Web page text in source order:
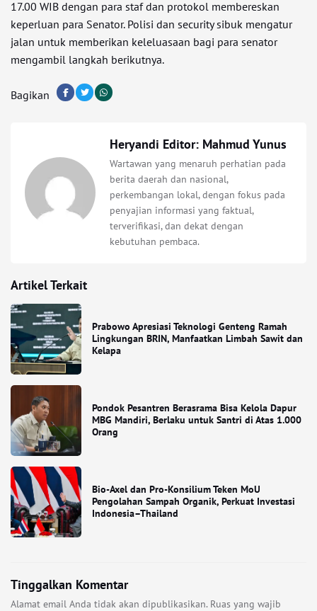
17.00 WIB dengan para staf dan protokol membereskan
keperluan para Senator. Polisi dan security sibuk mengatur
jalan untuk memberikan keleluasaan bagi para senator
mengambil langkah berikutnya.
Bagikan
Heryandi Editor: Mahmud Yunus
Wartawan yang menaruh perhatian pada
berita daerah dan nasional,
perkembangan lokal, dengan fokus pada
penyajian informasi yang faktual,
terverifikasi, dan dekat dengan
kebutuhan pembaca.
Artikel Terkait
Prabowo Apresiasi Teknologi Genteng Ramah
Lingkungan BRIN, Manfaatkan Limbah Sawit dan
Kelapa
Pondok Pesantren Berasrama Bisa Kelola Dapur
MBG Mandiri, Berlaku untuk Santri di Atas 1.000
Orang
Bio-Axel dan Pro-Konsilium Teken MoU
Pengolahan Sampah Organik, Perkuat Investasi
Indonesia–Thailand
Tinggalkan Komentar
Alamat email Anda tidak akan dipublikasikan. Ruas yang wajib